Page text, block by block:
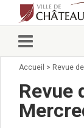
Vie
Accueil > Revue
Revue